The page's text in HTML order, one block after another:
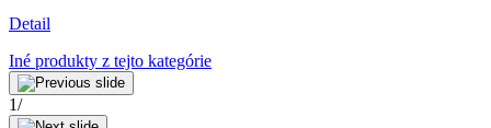
Detail
Iné produkty z tejto kategórie
1/